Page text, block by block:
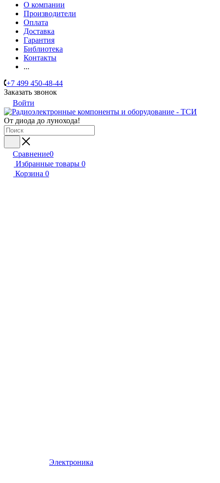
О компании
Производители
Оплата
Доставка
Гарантия
Библиотека
Контакты
...
+7 499 450-48-44
Заказать звонок
Войти
От диода до лунохода!
Сравнение0
Избранные товары 0
Корзина 0
Электроника